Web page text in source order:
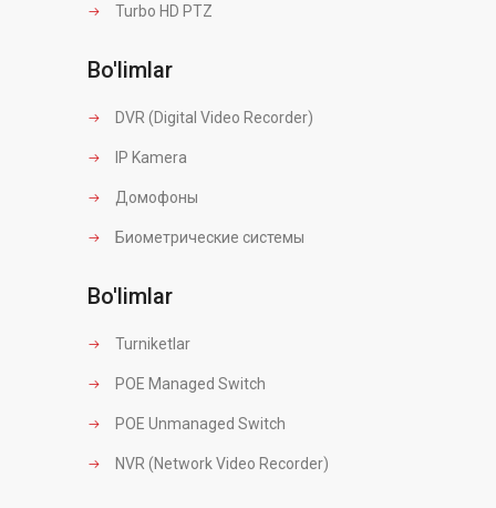
Turbo HD PTZ
Bo'limlar
DVR (Digital Video Recorder)
IP Kamera
Домофоны
Биометрические системы
Bo'limlar
Turniketlar
POE Managed Switch
POE Unmanaged Switch
NVR (Network Video Recorder)